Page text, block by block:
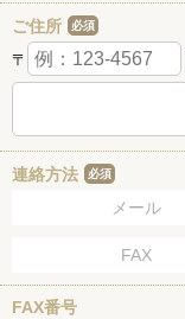
ご住所 必須
〒
連絡方法 必須
メール
FAX
FAX番号